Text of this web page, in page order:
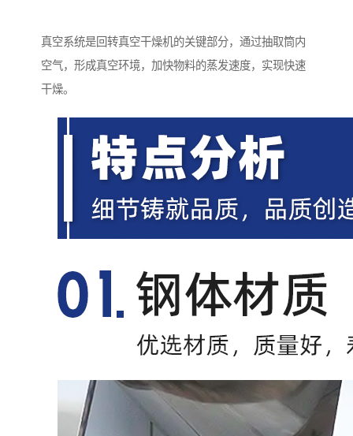
真空系统是回转真空干燥机的关键部分，通过抽取筒内
空气，形成真空环境，加快物料的蒸发速度，实现快速
干燥。